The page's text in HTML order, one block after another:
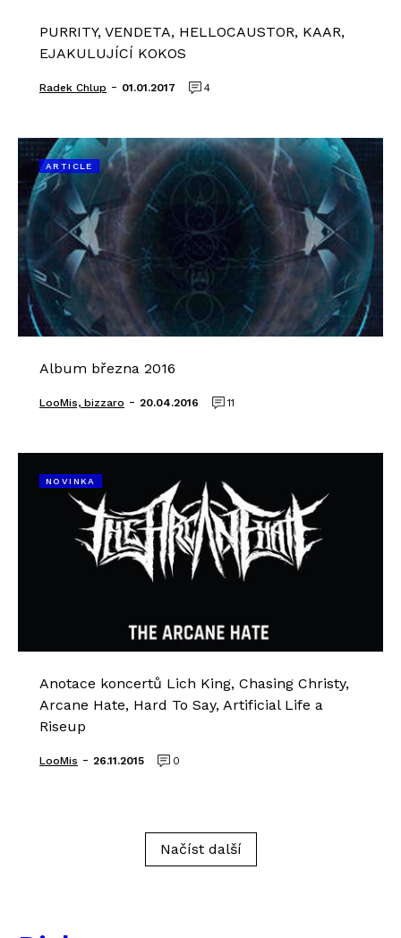
PURRITY, VENDETA, HELLOCAUSTOR, KAAR,
EJAKULUJÍCÍ KOKOS
Radek Chlup - 01.01.2017 4
ARTICLE
Album března 2016
LooMis, bizzaro - 20.04.2016 11
NOVINKA
Anotace koncertů Lich King, Chasing Christy,
Arcane Hate, Hard To Say, Artificial Life a
Riseup
LooMis - 26.11.2015 0
Načíst další